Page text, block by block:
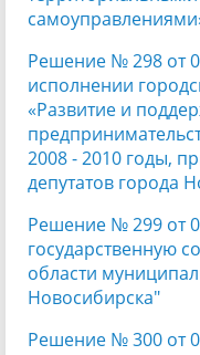
Решение № 298 от
исполнении
«Развитие и
2008 - 2010 годы,
депутатов города
Решение № 299 от
государственную
области
Новосибирска"
Решение № 300 от